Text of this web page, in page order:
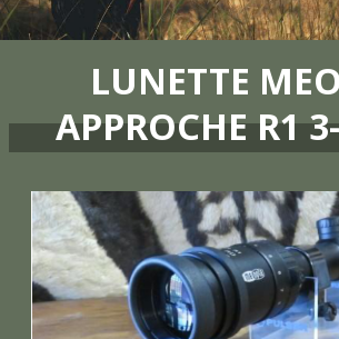
LUNETTE
APPROCHE R1